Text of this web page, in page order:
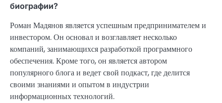
биографии?
Роман Мадянов является успешным предпринимателем и
инвестором. Он основал и возглавляет несколько
компаний, занимающихся разработкой программного
обеспечения. Кроме того, он является автором
популярного блога и ведет свой подкаст, где делится
своими знаниями и опытом в индустрии
информационных технологий.